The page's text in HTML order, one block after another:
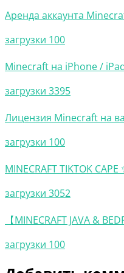
Аренда аккаунта
загрузки 100
Minecraft на iPhone /
загрузки 3395
загрузки 100
MINECRAFT TIKTOK
загрузки 3052
【MINECRAFT JAVA &
загрузки 100